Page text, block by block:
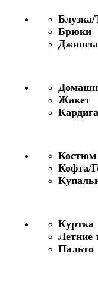
Блузка/
Брюки
Джинсы
Жакет
Костюм
Кофта/
Куртка
Летние
Пальто